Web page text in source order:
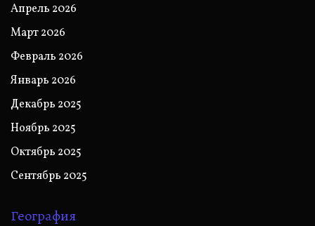
Апрель 2026
Март 2026
Февраль 2026
Январь 2026
Декабрь 2025
Ноябрь 2025
Октябрь 2025
Сентябрь 2025
География